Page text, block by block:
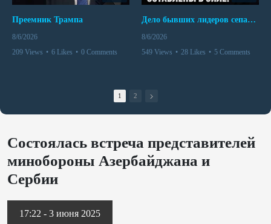
Преемник Трампа
8/6/2026
209 Views • 6 Likes • 0 Comments
Дело бывших лидеров сепаратистского режима в Карабахе
8/6/2026
549 Views • 28 Likes • 5 Comments
1 2
Состоялась встреча представителей
минобороны Азербайджана и
Сербии
17:22 - 3 июня 2025